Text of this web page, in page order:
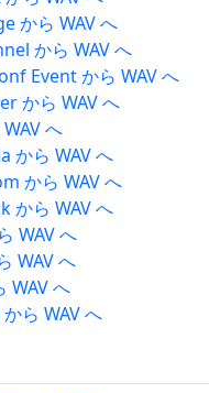
から WAV へ
から WAV へ
Event から WAV へ
から WAV へ
へ
から WAV へ
から WAV へ
から WAV へ
WAV へ
WAV へ
WAV へ
ら WAV へ